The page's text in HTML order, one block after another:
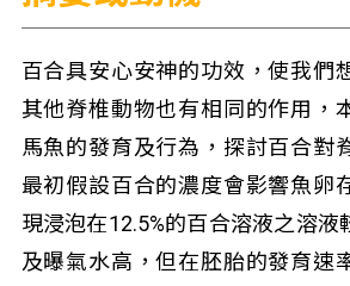
百合具安心安神的功效，使我們
其他脊椎動物也有相同的作用，
馬魚的發育及行為，探討百合對
最初假設百合的濃度會影響魚卵
現浸泡在12.5%的百合溶液之溶液
及曝氣水高，但在胚胎的發育速